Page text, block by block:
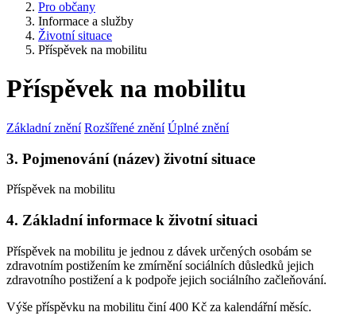
Pro občany
Informace a služby
Životní situace
Příspěvek na mobilitu
Příspěvek na mobilitu
Základní znění Rozšířené znění Úplné znění
3. Pojmenování (název) životní situace
Příspěvek na mobilitu
4. Základní informace k životní situaci
Příspěvek na mobilitu je jednou z dávek určených osobám se
zdravotním postižením ke zmírnění sociálních důsledků jejich
zdravotního postižení a k podpoře jejich sociálního začleňování.
Výše příspěvku na mobilitu činí 400 Kč za kalendářní měsíc.